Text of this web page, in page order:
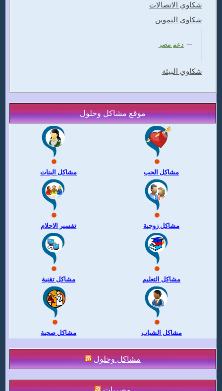
شكاوي الاتصالات
شكاوي التموين
دعم مصر
شكاوي البيئة
موقع مشاكل وحلول
مشاكل البنات مشاكل الحب
تفسير الاحلام مشاكل زوجية
مشاكل تقنية مشاكل التعليم
مشاكل صحية مشاكل الشباب
مشاكل وحلول